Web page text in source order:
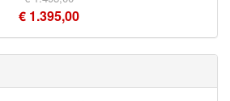
€ 1.395,00